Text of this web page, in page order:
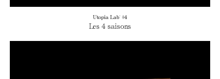
Utopia Lab' #4
Les 4 saisons